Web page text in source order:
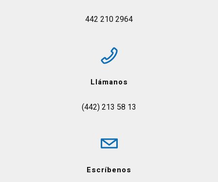
442 210 2964
Llámanos
(442) 213 58 13
Escríbenos